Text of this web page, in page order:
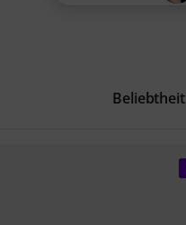
Beliebtheit